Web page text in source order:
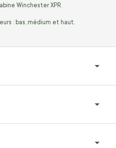
Winchester XPR.
: bas, médium et haut.